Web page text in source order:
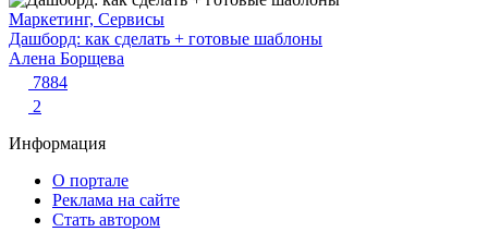
Маркетинг, Сервисы
Дашборд: как сделать + готовые шаблоны
Алена Борщева
7884
2
Информация
О портале
Реклама на сайте
Стать автором